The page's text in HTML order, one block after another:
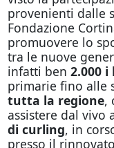
provenienti dalle
Fondazione
promuovere lo
tra le nuove
infatti ben 2.000
primarie fino alle
tutta la regione,
assistere dal vivo
di curling, in
presso il rinnovato